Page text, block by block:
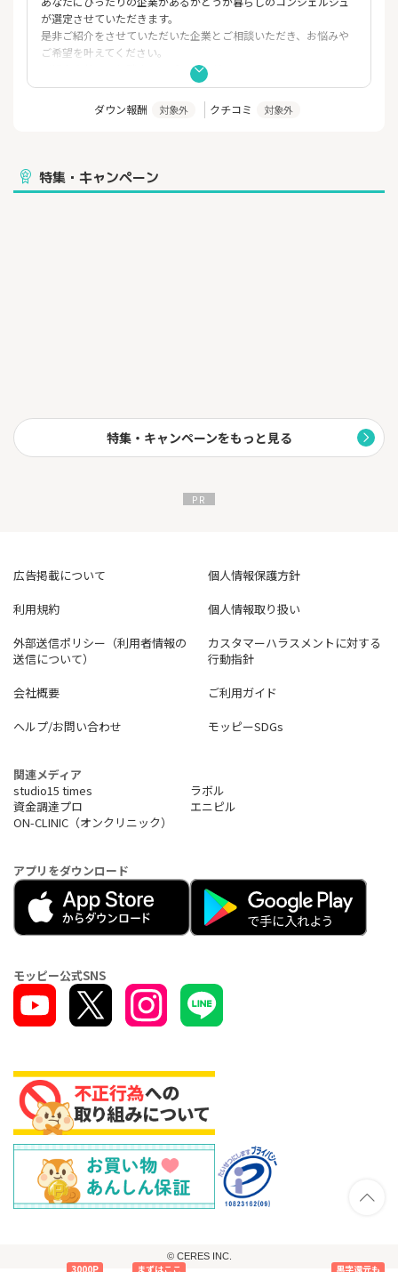
3000P まずはここ 黒字還元も
が選定させていただきます。
是非ご紹介をさせていただいた企業とご相談いただき、お悩みや
ご希望を叶えてください。
ご紹介会社との相談完了でポイントゲット！
ダウン報酬 対象外 クチコミ 対象外
特集・キャンペーン
特集・キャンペーンをもっと見る
広告掲載について
個人情報保護方針
利用規約
個人情報取り扱い
外部送信ポリシー（利用者情報の
送信について）
カスタマーハラスメントに対する
行動指針
会社概要
ご利用ガイド
ヘルプ/お問い合わせ
モッピーSDGs
関連メディア
studio15 times
ラボル
資金調達プロ
エニピル
ON-CLINIC（オンクリニック）
アプリをダウンロード
モッピー公式SNS
© CERES INC.